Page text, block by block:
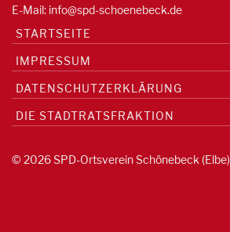
E-Mail: info@spd-schoenebeck.de
STARTSEITE
IMPRESSUM
DATENSCHUTZERKLÄRUNG
DIE STADTRATSFRAKTION
© 2026 SPD-Ortsverein Schönebeck (Elbe)